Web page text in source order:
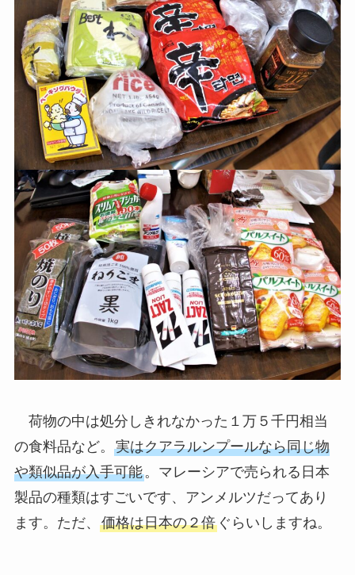
荷物の中は処分しきれなかった１万５千円相当
の食料品など。 実はクアラルンプールなら同じ物
や類似品が入手可能。マレーシアで売られる日本
製品の種類はすごいです、アンメルツだってあり
ます。ただ、 価格は日本の２倍ぐらいしますね。